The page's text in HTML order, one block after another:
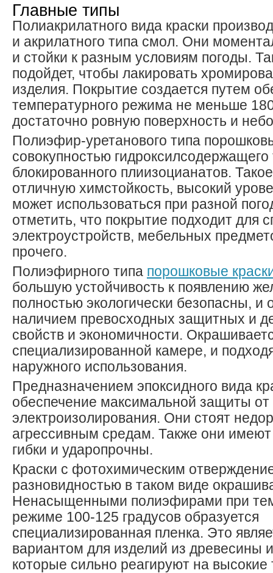
Главные типы
Полиакрилатного вида краски
и акрилатного типа смол. Они
и стойки к разным условиям погоды.
подойдет, чтобы лакировать
изделия. Покрытие создается путем
температурного режима не меньше
достаточно ровную поверхность и
Полиэфир-уретанового типа
совокупностью
блокированного плиизоцианатов.
отличную химстойкость, высокий
может использоваться при разной
отметить, что покрытие подходит для
электроустройств, мебельных
прочего.
Полиэфирного типа порошковые
большую устойчивость к появлению
полностью экологически безопасны, и
наличием превосходных защитных и
свойств и экономичности.
специализированной камере, и
наружного использования.
Предназначением эпоксидного вида
обеспечение максимальной защиты от
электроизолирования. Они стоят
агрессивным средам. Также они имеют
гибки и ударопрочны.
Краски с фотохимическим
разновидностью в таком виде
Ненасыщенными полиэфирами при
режиме 100-125 градусов образуется
специализированная пленка. Это
вариантом для изделий из древесины
которые сильно реагируют на